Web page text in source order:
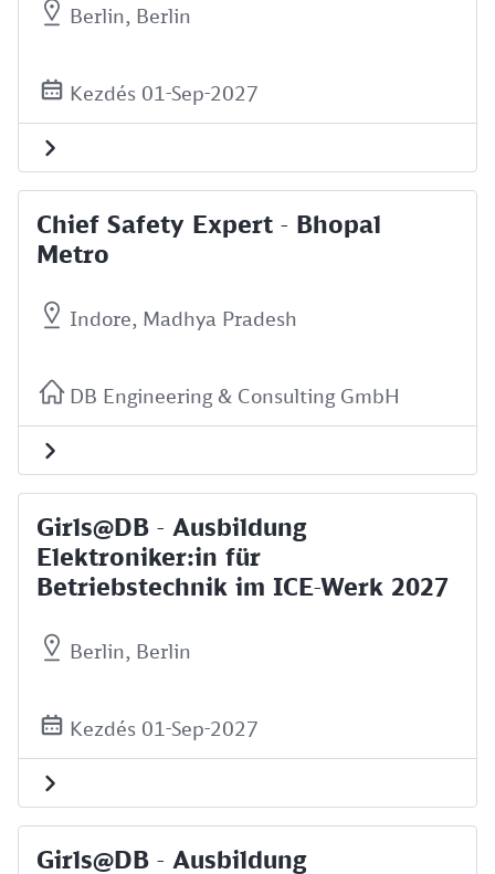
Berlin, Berlin
Kezdés 01-Sep-2027
Chief Safety Expert - Bhopal
Metro
Indore, Madhya Pradesh
DB Engineering & Consulting GmbH
Girls@DB - Ausbildung
Elektroniker:in für
Betriebstechnik im ICE-Werk 2027
Berlin, Berlin
Kezdés 01-Sep-2027
Girls@DB - Ausbildung